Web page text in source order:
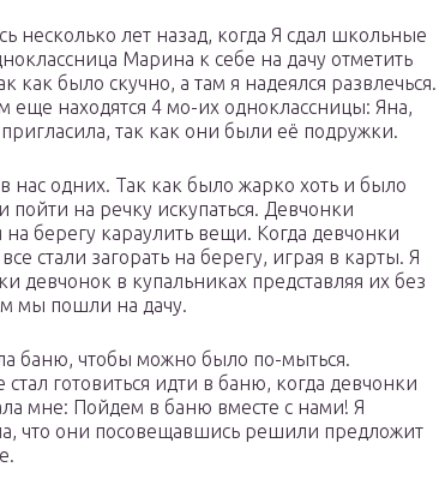
несколько лет назад, когда Я сдал школьные
Марина к себе на дачу отметить
как было скучно, а там я надеялся развлечься.
еще находятся 4 мо-их одноклассницы: Яна,
так как они были её подружки.
нас одних. Так как было жарко хоть и было
на речку искупаться. Девчонки
берегу караулить вещи. Когда девчонки
стали загорать на берегу, играя в карты. Я
девчонок в купальниках представляя их без
мы пошли на дачу.
баню, чтобы можно было по-мыться.
готовиться идти в баню, когда девчонки
мне: Пойдем в баню вместе с нами! Я
что они посовещавшись решили предложит